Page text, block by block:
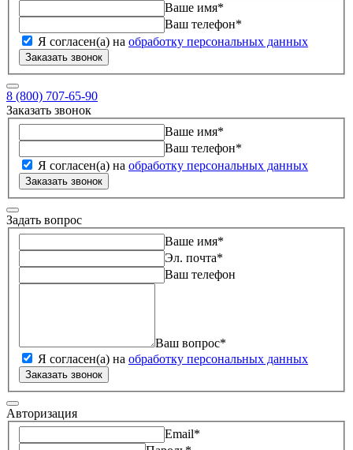
Ваше имя*
Ваш телефон*
Я согласен(а) на обработку персональных данных
Заказать звонок
8 (800) 707-65-90
Заказать звонок
Ваше имя*
Ваш телефон*
Я согласен(а) на обработку персональных данных
Заказать звонок
Задать вопрос
Ваше имя*
Эл. почта*
Ваш телефон
Ваш вопрос*
Я согласен(а) на обработку персональных данных
Заказать звонок
Авторизация
Email*